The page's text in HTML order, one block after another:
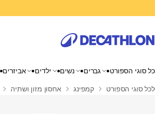
כל סוגי הספורט גברים נשים ילדים אביזרים
בית
לכל סוגי הספורט קמפינג אחסון מזון ושתיה